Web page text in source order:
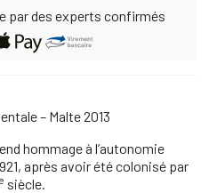
par des experts confirmés
– Malte 2013
hommage à l’autonomie
après avoir été colonisé par
siècle.